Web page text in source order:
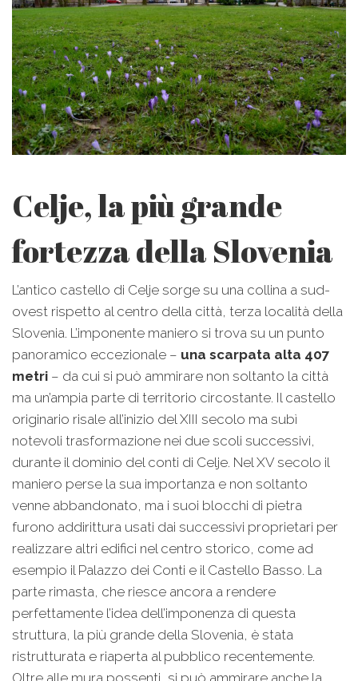
Celje, la più grande
fortezza della Slovenia
L’antico castello di Celje sorge su una collina a sud-
ovest rispetto al centro della città, terza località della
Slovenia. L’imponente maniero si trova su un punto
panoramico eccezionale – una scarpata alta 407
metri – da cui si può ammirare non soltanto la città
ma un’ampia parte di territorio circostante. Il castello
originario risale all’inizio del XIII secolo ma subì
notevoli trasformazione nei due scoli successivi,
durante il dominio del conti di Celje. Nel XV secolo il
maniero perse la sua importanza e non soltanto
venne abbandonato, ma i suoi blocchi di pietra
furono addirittura usati dai successivi proprietari per
realizzare altri edifici nel centro storico, come ad
esempio il Palazzo dei Conti e il Castello Basso. La
parte rimasta, che riesce ancora a rendere
perfettamente l’idea dell’imponenza di questa
struttura, la più grande della Slovenia, è stata
ristrutturata e riaperta al pubblico recentemente.
Oltre alle mura possenti, si può ammirare anche la